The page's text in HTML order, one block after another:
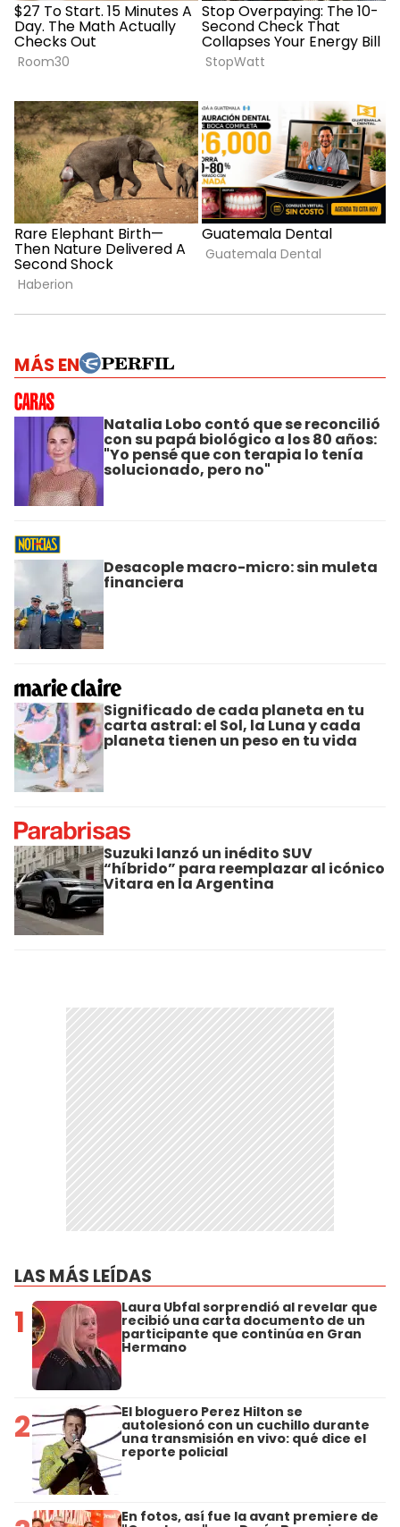
MÁS EN
Natalia Lobo contó que se reconcilió
con su papá biológico a los 80 años:
"Yo pensé que con terapia lo tenía
solucionado, pero no"
Desacople macro-micro: sin muleta
financiera
Significado de cada planeta en tu
carta astral: el Sol, la Luna y cada
planeta tienen un peso en tu vida
Suzuki lanzó un inédito SUV
“híbrido” para reemplazar al icónico
Vitara en la Argentina
LAS MÁS LEÍDAS
1 Laura Ubfal sorprendió al revelar que
recibió una carta documento de un
participante que continúa en Gran
Hermano
2 El bloguero Perez Hilton se
autolesionó con un cuchillo durante
una transmisión en vivo: qué dice el
reporte policial
En fotos, así fue la avant premiere de